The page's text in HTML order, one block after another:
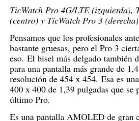
TicWatch Pro 4G/LTE (izquierda),
(centro) y TicWatch Pro 3 (derecha)
Pensamos que los profesionales
bastante gruesas, pero el Pro 3
eso. El bisel más delgado también
para una pantalla más grande de
resolución de 454 x 454. Esa es
400 x 400 de 1,39 pulgadas que se
último Pro.
Es una pantalla AMOLED de gran